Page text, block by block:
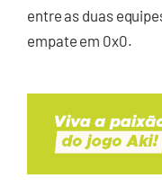
entre as duas
empate em 0x0.